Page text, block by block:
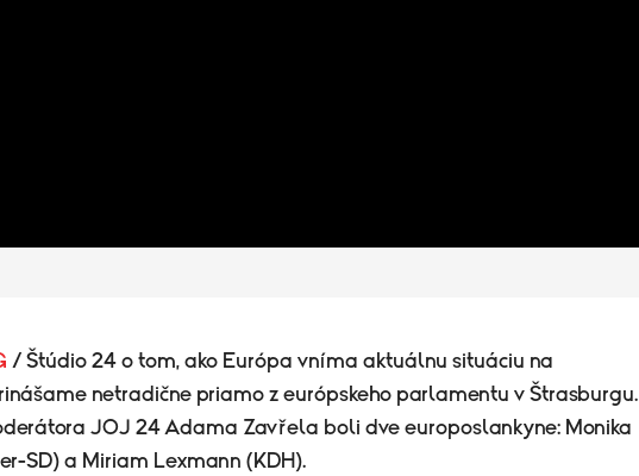
/ Štúdio 24 o tom, ako Európa vníma aktuálnu situáciu na
netradične priamo z európskeho parlamentu v Štrasburgu.
JOJ 24 Adama Zavřela boli dve europoslankyne: Monika
SD) a Miriam Lexmann (KDH).